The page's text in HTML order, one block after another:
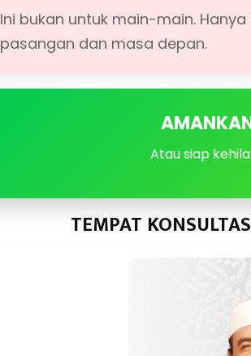
Ini bukan untuk main-main.
pasangan dan masa depan.
Atau siap
TEMPAT